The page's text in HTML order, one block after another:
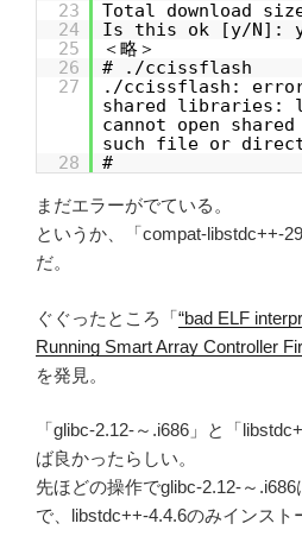
23
Total download
24
Is this ok [y/N]:
25
＜略＞
26
# ./ccissflash
27
./ccissflash:
shared libraries:
cannot open
such file or
28
#
まだエラーがでている。
というか、「compat-libstdc++-
だ。
ぐぐったところ「“bad ELF
Running Smart Array Controller
を発見。
「glibc-2.12-～.i686」と「
ば良かったらしい。
先ほどの操作でglibc-2.12-～
で、libstdc++-4.4.6のみインスト